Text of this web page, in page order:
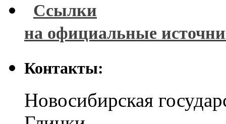
Ссылки
на официальные
Контакты:
Новосибирская